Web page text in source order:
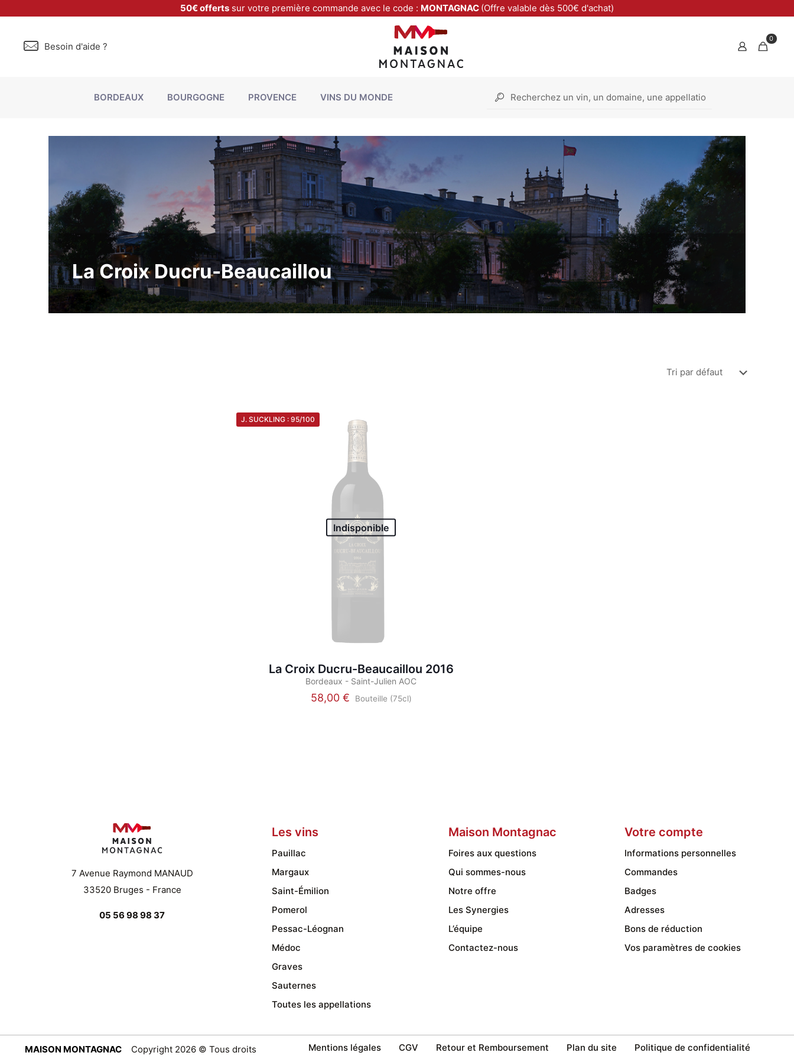
50€ offerts sur votre première commande avec le code : MONTAGNAC (Offre valable dès 500€ d'achat)
Besoin d'aide ?
0
BORDEAUX BOURGOGNE PROVENCE VINS DU MONDE
La Croix Ducru-Beaucaillou
J. SUCKLING : 95/100
Indisponible
La Croix Ducru-Beaucaillou 2016
Bordeaux - Saint-Julien AOC
58,00 € Bouteille (75cl)
7 Avenue Raymond MANAUD
33520 Bruges - France
05 56 98 98 37
Les vins Maison Montagnac Votre compte
Pauillac
Margaux
Saint-Émilion
Pomerol
Pessac-Léognan
Médoc
Graves
Sauternes
Toutes les appellations
Foires aux questions
Qui sommes-nous
Notre offre
Les Synergies
L’équipe
Contactez-nous
Informations personnelles
Commandes
Badges
Adresses
Bons de réduction
Vos paramètres de cookies
MAISON MONTAGNAC Copyright 2026 © Tous droits Mentions légales CGV Retour et Remboursement Plan du site Politique de confidentialité